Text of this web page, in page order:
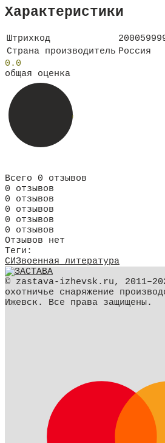
Характеристики
Штрихкод
Страна производитель Россия
0.0
общая оценка
Всего 0 отзывов
0 отзывов
0 отзывов
0 отзывов
0 отзывов
0 отзывов
Отзывов нет
Теги:
СИЗвоенная литература
© zastava-izhevsk.ru,
охотничье снаряжение
Ижевск. Все права защищены.